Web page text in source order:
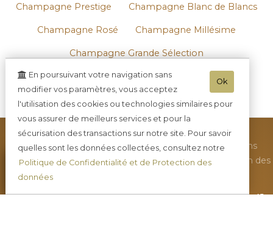
Champagne Prestige Champagne Blanc de Blancs
Champagne Rosé Champagne Millésime
Champagne Grande Sélection
Coffret Champagne et chocolats
Ratafia Champenois
•Toutes nos actualités•Nous contacter•Mentions
légales •Plan du site•Nous rendre visite•Protection des
Champagne DE REKENEIRE-PETIT-41
Ok
En poursuivant votre navigation sans
modifier vos paramètres, vous acceptez
l'utilisation des cookies ou technologies similaires pour
vous assurer de meilleurs services et pour la
sécurisation des transactions sur notre site. Pour savoir
quelles sont les données collectées, consultez notre
Politique de Confidentialité et de Protection des
données